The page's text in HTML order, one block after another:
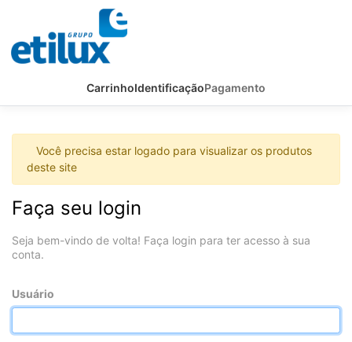
CarrinhoIdentificaçãoPagamento
Você precisa estar logado para visualizar os produtos
deste site
Faça seu login
Seja bem-vindo de volta! Faça login para ter acesso à sua
conta.
Usuário